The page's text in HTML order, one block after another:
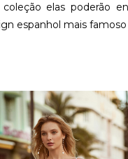
elas poderão
espanhol mais
CHERYL